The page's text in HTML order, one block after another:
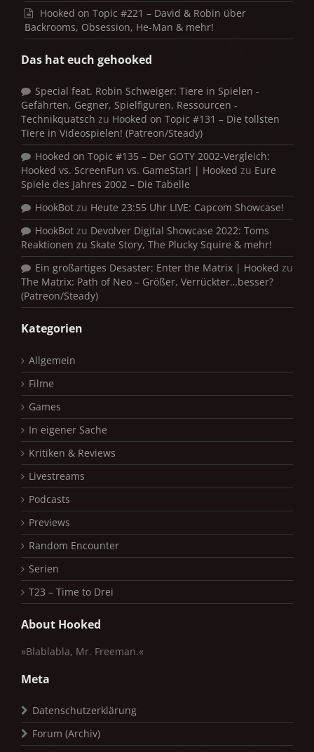
Hooked on Topic #221 – David & Robin über
Backrooms, Obsession, He-Man & mehr!
Das hat euch gehooked
Special feat. Robin Schweiger: Tiere in Spielen -
Gefährten, Gegner, Spielfiguren, Ressourcen -
Technikquatsch zu Hooked on Topic #131 – Die tollsten
Tiere in Videospielen! (Patreon/Steady)
Hooked on Topic #135 – Der GOTY 2002-Vergleich:
Hooked vs. ScreenFun vs. GameStar! | Hooked zu Eure
Spiele des Jahres 2002 – Die Tabelle
HookBot zu Heute 23:55 Uhr LIVE: Capcom Showcase!
HookBot zu Devolver Digital Showcase 2022: Toms
Reaktionen zu Skate Story, The Plucky Squire & mehr!
Ein großartiges Desaster: Enter the Matrix | Hooked zu
The Matrix: Path of Neo – Größer, Verrückter…besser?
(Patreon/Steady)
Kategorien
Allgemein
Filme
Games
In eigener Sache
Kritiken & Reviews
Livestreams
Podcasts
Previews
Random Encounter
Serien
T23 – Time to Drei
About Hooked
»Blablabla, Mr. Freeman.«
Meta
Datenschutzerklärung
Forum (Archiv)